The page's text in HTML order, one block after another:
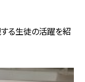
る生徒の活躍を紹